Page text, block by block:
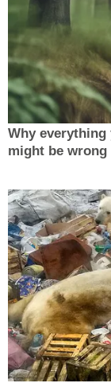
Why
might be wrong